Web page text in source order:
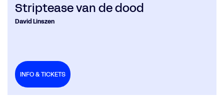
Striptease van de dood
David Linszen
INFO & TICKETS